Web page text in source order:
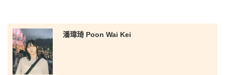
的學術目標，所以我非常感恩有這段經歷。
潘瑋琦 Poon Wai Kei